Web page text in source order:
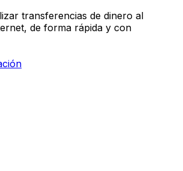
transferencias de dinero al
de forma rápida y con